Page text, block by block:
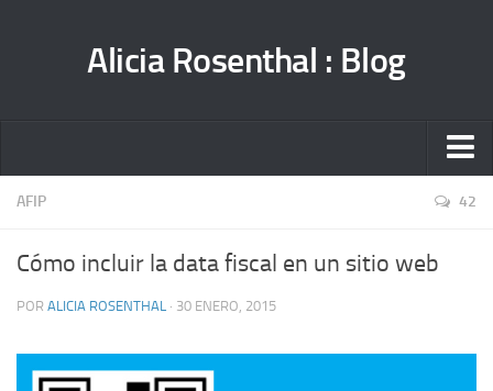
Alicia Rosenthal : Blog
HOME
ANIMACIÓN
CONTACTO
AFIP 42
Cómo incluir la data fiscal en un sitio web
POR ALICIA ROSENTHAL · 30 ENERO, 2015